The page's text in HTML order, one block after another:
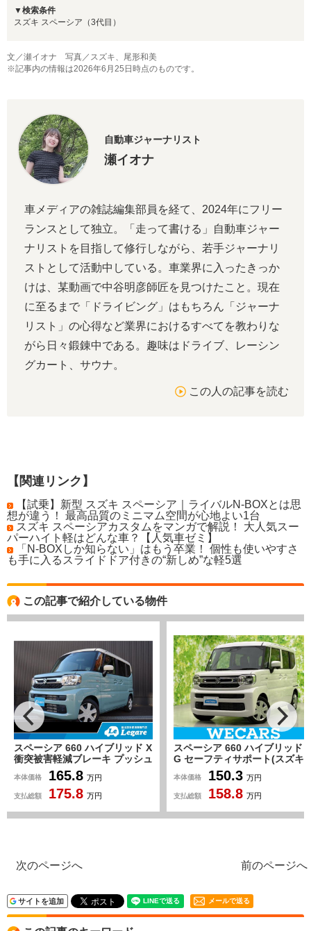
▼検索条件
スズキ スペーシア（3代目）
文／瀬イオナ 写真／スズキ、尾形和美
※記事内の情報は2026年6月25日時点のものです。
自動車ジャーナリスト
瀬イオナ
車メディアの雑誌編集部員を経て、2024年にフリー
ランスとして独立。「走って書ける」自動車ジャー
ナリストを目指して修行しながら、若手ジャーナリ
ストとして活動中している。車業界に入ったきっか
けは、某動画で中谷明彦師匠を見つけたこと。現在
に至るまで「ドライビング」はもちろん「ジャーナ
リスト」の心得など業界におけるすべてを教わりな
がら日々鍛錬中である。趣味はドライブ、レーシン
グカート、サウナ。
この人の記事を読む
【関連リンク】
【試乗】新型 スズキ スペーシア｜ライバルN-BOXとは思
想が違う！ 最高品質のミニマム空間が心地よい1台
スズキ スペーシアカスタムをマンガで解説！ 大人気スー
パーハイト軽はどんな車？【人気車ゼミ】
「N-BOXしか知らない」はもう卒業！ 個性も使いやすさ
も手に入るスライドドア付きの“新しめ”な軽5選
この記事で紹介している物件
スペーシア 660 カスタム ハイ
ブリッド XS 届出済未使用車/メ
ーカー9インチナビ/両側パワー
スライドドア/シートヒーター
本体価格 209.0 万円
支払総額 216 万円
スペーシア 660 ハイブリッド
G セーフティサポート(スズキ)/
車線逸脱防止支援システム/ヘッ
ドランプ LED/ABS/アイドリン
グストップ/禁煙車/パワーウイ
ンドウ/エンジンスタートボタ
ン/オートエアコン/パワーステ
本体価格 150.3 万円
支払総額 158.8 万円
次のページへ 前のページへ
サイトを追加 メールで送る